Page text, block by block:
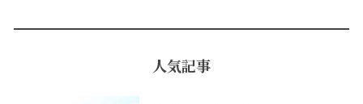
人気記事